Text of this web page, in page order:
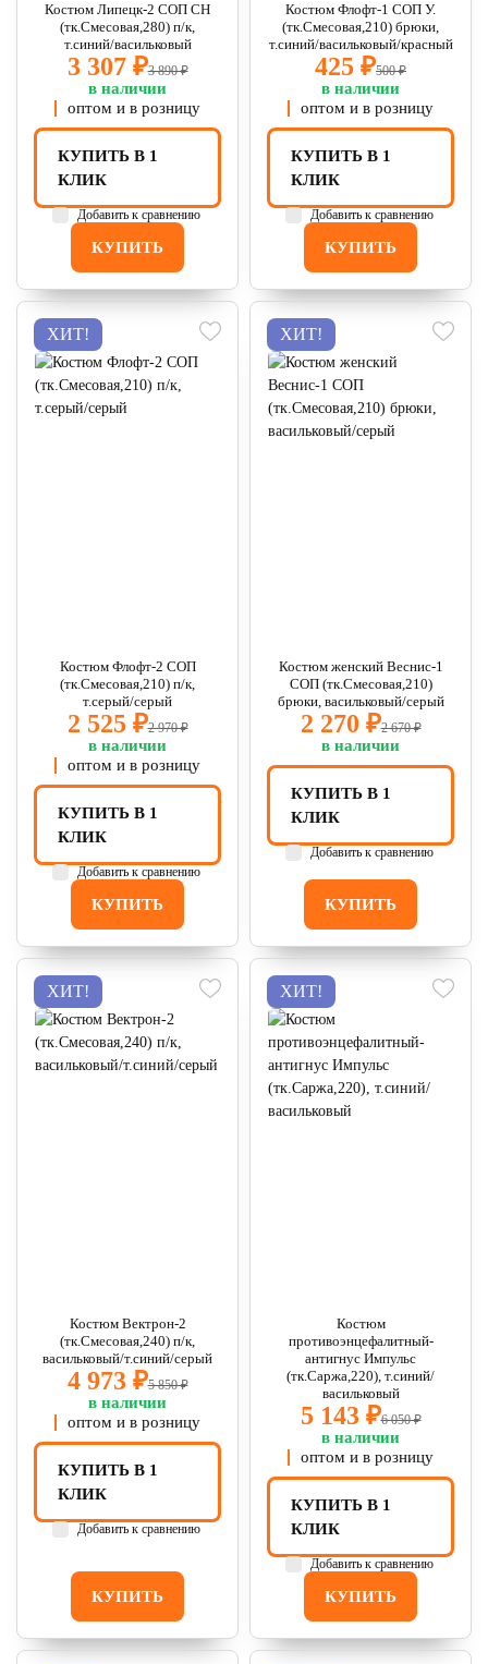
Костюм Липецк-2 СОП CH
(тк.Смесовая,280) п/к,
т.синий/васильковый
3 307 ₽3 890 ₽
в наличии
оптом и в розницу
КУПИТЬ
КУПИТЬ В 1
КЛИК
Добавить к сравнению
Костюм Флофт-1 СОП У.
(тк.Смесовая,210) брюки,
т.синий/васильковый/красный
425 ₽500 ₽
в наличии
оптом и в розницу
КУПИТЬ
КУПИТЬ В 1
КЛИК
Добавить к сравнению
ХИТ!
Костюм Флофт-2 СОП
(тк.Смесовая,210) п/к,
т.серый/серый
2 525 ₽2 970 ₽
в наличии
оптом и в розницу
КУПИТЬ
КУПИТЬ В 1
КЛИК
Добавить к сравнению
ХИТ!
Костюм женский Веснис-1
СОП (тк.Смесовая,210)
брюки, васильковый/серый
2 270 ₽2 670 ₽
в наличии
КУПИТЬ
КУПИТЬ В 1
КЛИК
Добавить к сравнению
ХИТ!
Костюм Вектрон-2
(тк.Смесовая,240) п/к,
васильковый/т.синий/серый
4 973 ₽5 850 ₽
в наличии
оптом и в розницу
КУПИТЬ
КУПИТЬ В 1
КЛИК
Добавить к сравнению
ХИТ!
Костюм
противоэнцефалитный-
антигнус Импульс
(тк.Саржа,220), т.синий/
васильковый
5 143 ₽6 050 ₽
в наличии
оптом и в розницу
КУПИТЬ
КУПИТЬ В 1
КЛИК
Добавить к сравнению